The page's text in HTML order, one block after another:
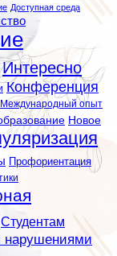
Доступная среда
Интересно
Конференция
Международный опыт
Новое
Профориентация
Студентам
нарушениями